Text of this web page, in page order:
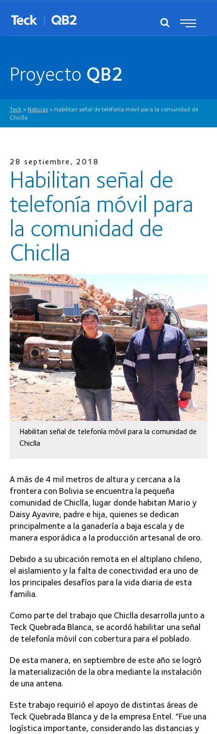
Proyecto QB2
Teck > Noticias > Habilitan señal de telefonía móvil para la comunidad de
Chiclla
28 septiembre, 2018
Habilitan señal de
telefonía móvil para
la comunidad de
Chiclla
Habilitan señal de telefonía móvil para la comunidad de
Chiclla
A más de 4 mil metros de altura y cercana a la
frontera con Bolivia se encuentra la pequeña
comunidad de Chiclla, lugar donde habitan Mario y
Daisy Ayavire, padre e hija, quienes se dedican
principalmente a la ganadería a baja escala y de
manera esporádica a la producción artesanal de oro.
Debido a su ubicación remota en el altiplano chileno,
el aislamiento y la falta de conectividad era uno de
los principales desafíos para la vida diaria de esta
familia.
Como parte del trabajo que Chiclla desarrolla junto a
Teck Quebrada Blanca, se acordó habilitar una señal
de telefonía móvil con cobertura para el poblado.
De esta manera, en septiembre de este año se logró
la materialización de la obra mediante la instalación
de una antena.
Este trabajo requirió el apoyo de distintas áreas de
Teck Quebrada Blanca y de la empresa Entel. “Fue una
logística importante, considerando las distancias y